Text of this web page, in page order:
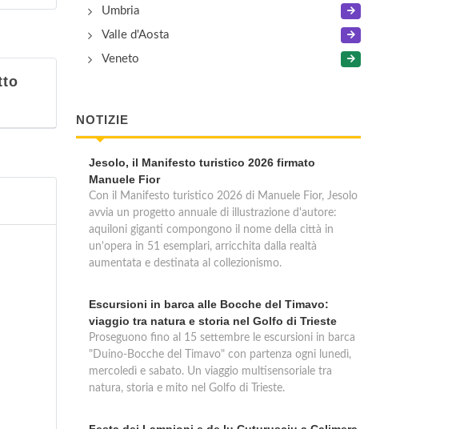
Umbria
Valle d'Aosta
Veneto
NOTIZIE
Jesolo, il Manifesto turistico 2026 firmato
Manuele Fior
Con il Manifesto turistico 2026 di Manuele Fior, Jesolo
avvia un progetto annuale di illustrazione d'autore:
aquiloni giganti compongono il nome della città in
un'opera in 51 esemplari, arricchita dalla realtà
aumentata e destinata al collezionismo.
Escursioni in barca alle Bocche del Timavo:
viaggio tra natura e storia nel Golfo di Trieste
Proseguono fino al 15 settembre le escursioni in barca
"Duino-Bocche del Timavo" con partenza ogni lunedì,
mercoledì e sabato. Un viaggio multisensoriale tra
natura, storia e mito nel Golfo di Trieste.